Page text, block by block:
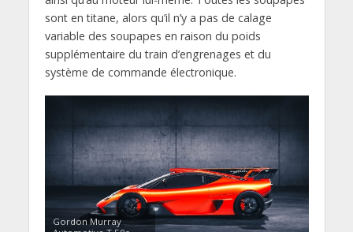
sont en titane, alors qu’il n’y a pas de calage
variable des soupapes en raison du poids
supplémentaire du train d’engrenages et du
système de commande électronique.
Gordon Murray